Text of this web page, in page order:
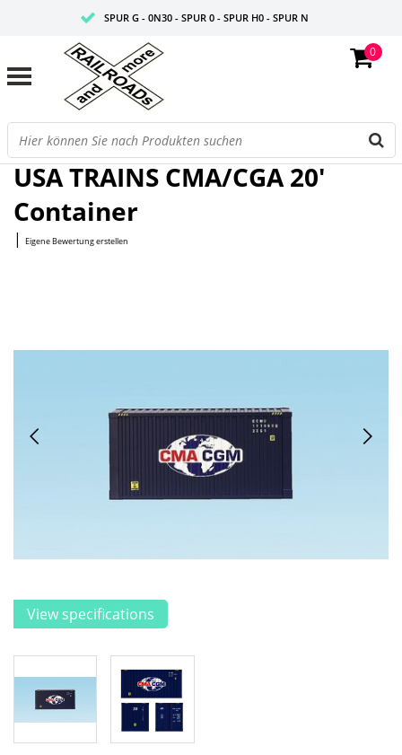
SPUR G - 0N30 - SPUR 0 - SPUR H0 - SPUR N
0
Startseite/CMA/CGA 20' Container
USA TRAINS CMA/CGA 20'
Container
| Eigene Bewertung erstellen
View specifications